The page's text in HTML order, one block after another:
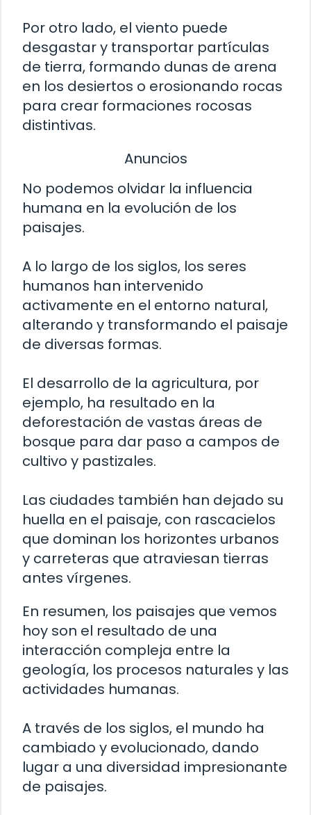
Por otro lado, el viento puede
desgastar y transportar partículas
de tierra, formando dunas de arena
en los desiertos o erosionando rocas
para crear formaciones rocosas
distintivas.
Anuncios
No podemos olvidar la influencia
humana en la evolución de los
paisajes.
A lo largo de los siglos, los seres
humanos han intervenido
activamente en el entorno natural,
alterando y transformando el paisaje
de diversas formas.
El desarrollo de la agricultura, por
ejemplo, ha resultado en la
deforestación de vastas áreas de
bosque para dar paso a campos de
cultivo y pastizales.
Las ciudades también han dejado su
huella en el paisaje, con rascacielos
que dominan los horizontes urbanos
y carreteras que atraviesan tierras
antes vírgenes.
En resumen, los paisajes que vemos
hoy son el resultado de una
interacción compleja entre la
geología, los procesos naturales y las
actividades humanas.
A través de los siglos, el mundo ha
cambiado y evolucionado, dando
lugar a una diversidad impresionante
de paisajes.